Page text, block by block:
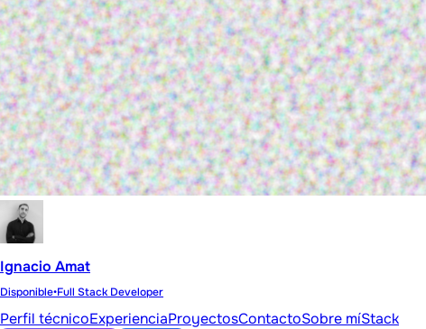
Ignacio Amat
Disponible•Full Stack Developer
Perfil técnicoExperienciaProyectosContactoSobre míStack